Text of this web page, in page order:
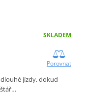
SKLADEM
Porovnat
dlouhé jízdy, dokud